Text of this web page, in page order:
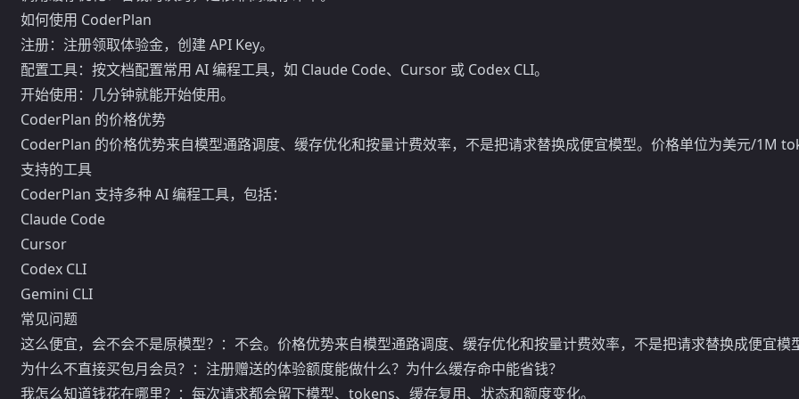
如何使用 CoderPlan
注册：注册领取体验金，创建 API Key。
配置工具：按文档配置常用 AI 编程工具，如 Claude Code、Cursor 或 Codex CLI。
开始使用：几分钟就能开始使用。
CoderPlan 的价格优势
CoderPlan 的价格优势来自模型通路调度、缓存优化和按量计费效率，不是把请求替换成便宜模型。价格单位为美元/1M
支持的工具
CoderPlan 支持多种 AI 编程工具，包括：
Claude Code
Cursor
Codex CLI
Gemini CLI
常见问题
这么便宜，会不会不是原模型？：不会。价格优势来自模型通路调度、缓存优化和按量计费效率，不是把请求替换成便宜模
为什么不直接买包月会员？：注册赠送的体验额度能做什么？为什么缓存命中能省钱？
我怎么知道钱花在哪里？：每次请求都会留下模型、tokens、缓存复用、状态和额度变化。